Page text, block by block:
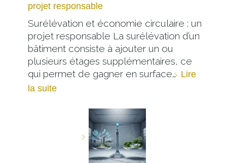
projet responsable
Surélévation et économie circulaire : un
projet responsable La surélévation d’un
bâtiment consiste à ajouter un ou
plusieurs étages supplémentaires, ce
qui permet de gagner en surface… Lire
la suite